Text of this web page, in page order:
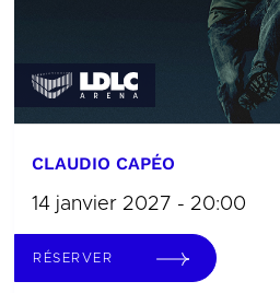
CLAUDIO CAPÉO
14 janvier 2027 - 20:00
RÉSERVER